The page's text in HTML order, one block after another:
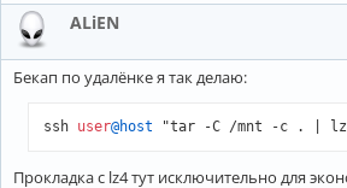
ALiEN
Бекап по удалёнке я так делаю:
ssh user@host "tar -C /mnt -c . |
Прокладка с lz4 тут исключительно для